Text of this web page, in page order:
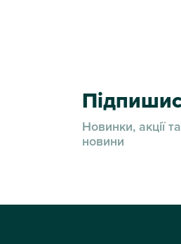
Новинки, акції
новини